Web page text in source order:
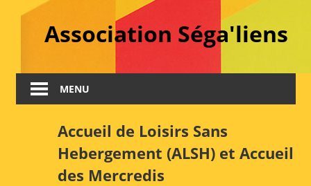
Association Séga'liens
MENU
Accueil de Loisirs Sans
Hebergement (ALSH) et Accueil
des Mercredis